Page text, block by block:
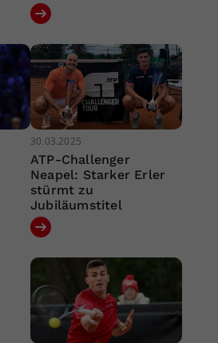
30.03.2025
ATP-Challenger
Neapel: Starker Erler
stürmt zu
Jubiläumstitel